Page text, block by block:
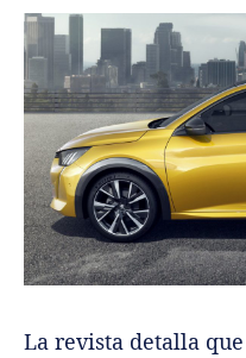
La revista detalla